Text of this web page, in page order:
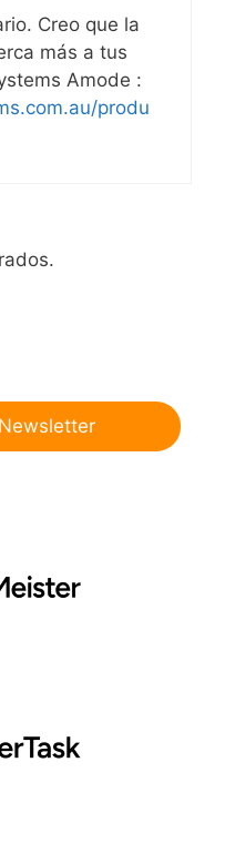
Creo que la
más a tus
Amode :
produ